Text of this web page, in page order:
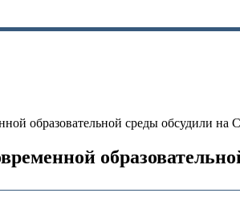
образовательной среды обсудили